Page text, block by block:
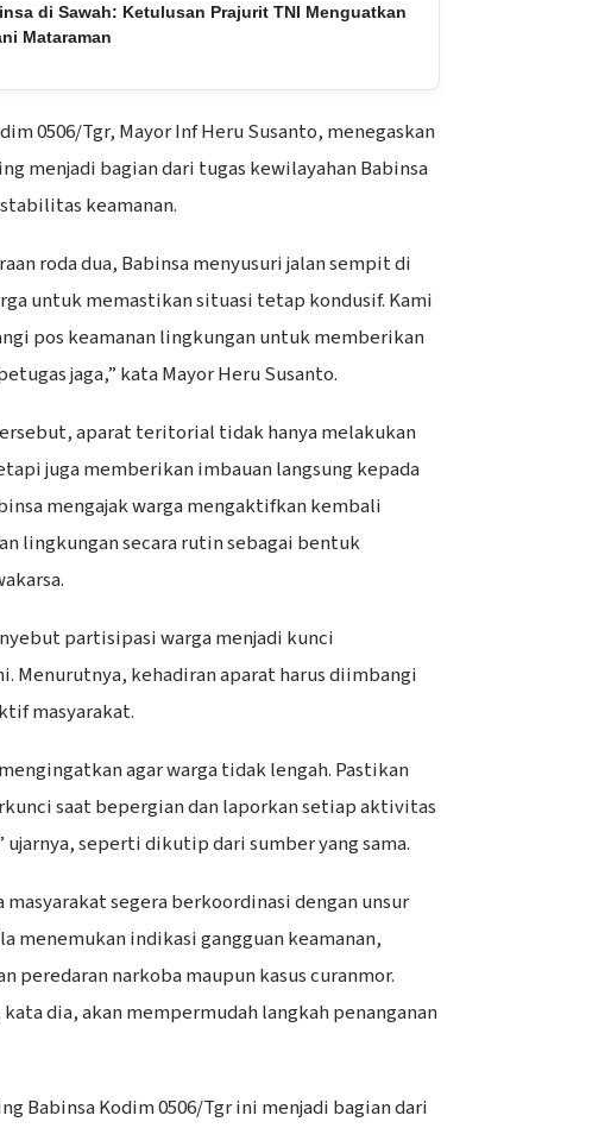
di Sawah: Ketulusan Prajurit TNI Menguatkan
Mataraman
0506/Tgr, Mayor Inf Heru Susanto, menegaskan
menjadi bagian dari tugas kewilayahan Babinsa
keamanan.
roda dua, Babinsa menyusuri jalan sempit di
untuk memastikan situasi tetap kondusif. Kami
pos keamanan lingkungan untuk memberikan
jaga,” kata Mayor Heru Susanto.
aparat teritorial tidak hanya melakukan
juga memberikan imbauan langsung kepada
mengajak warga mengaktifkan kembali
lingkungan secara rutin sebagai bentuk
partisipasi warga menjadi kunci
Menurutnya, kehadiran aparat harus diimbangi
masyarakat.
agar warga tidak lengah. Pastikan
saat bepergian dan laporkan setiap aktivitas
ujarnya, seperti dikutip dari sumber yang sama.
masyarakat segera berkoordinasi dengan unsur
menemukan indikasi gangguan keamanan,
peredaran narkoba maupun kasus curanmor.
dia, akan mempermudah langkah penanganan
Babinsa Kodim 0506/Tgr ini menjadi bagian dari